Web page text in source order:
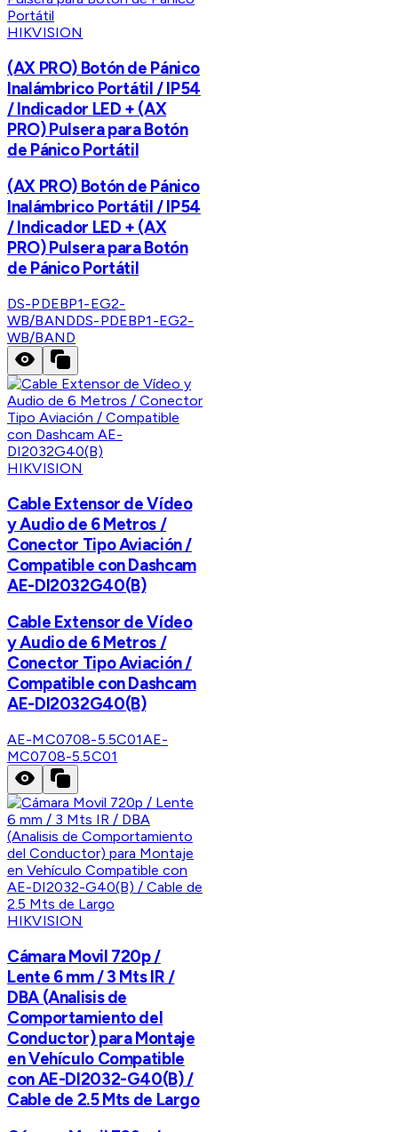
HIKVISION
(AX PRO) Botón de Pánico
Inalámbrico Portátil / IP54
/ Indicador LED + (AX
PRO) Pulsera para Botón
de Pánico Portátil
(AX PRO) Botón de Pánico
Inalámbrico Portátil / IP54
/ Indicador LED + (AX
PRO) Pulsera para Botón
de Pánico Portátil
DS-PDEBP1-EG2-
WB/BANDDS-PDEBP1-EG2-
WB/BAND
HIKVISION
Cable Extensor de Vídeo
y Audio de 6 Metros /
Conector Tipo Aviación /
Compatible con Dashcam
AE-DI2032G40(B)
Cable Extensor de Vídeo
y Audio de 6 Metros /
Conector Tipo Aviación /
Compatible con Dashcam
AE-DI2032G40(B)
AE-MC0708-5.5C01AE-
MC0708-5.5C01
HIKVISION
Cámara Movil 720p /
Lente 6 mm / 3 Mts IR /
DBA (Analisis de
Comportamiento del
Conductor) para Montaje
en Vehículo Compatible
con AE-DI2032-G40(B) /
Cable de 2.5 Mts de Largo